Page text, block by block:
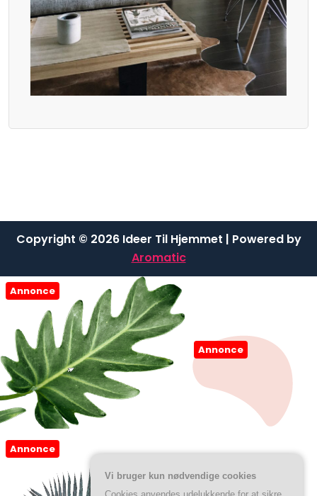
Copyright © 2026 Ideer Til Hjemmet | Powered by
Aromatic
Annonce
Annonce
Annonce
Vi bruger kun nødvendige cookies